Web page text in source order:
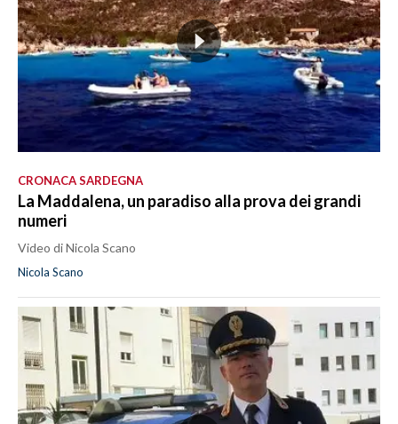
CRONACA SARDEGNA
La Maddalena, un paradiso alla prova dei grandi
numeri
Video di Nicola Scano
Nicola Scano